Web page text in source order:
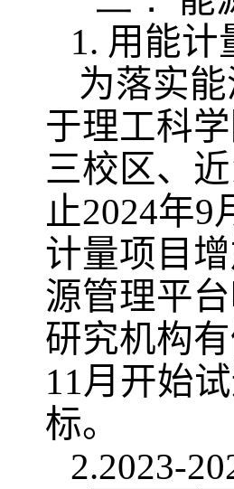
1. 用能计
为落实
于理工科
三校区、近
止2024年9
计量项目
源管理平
研究机构
11月开始
标。
2.2023-